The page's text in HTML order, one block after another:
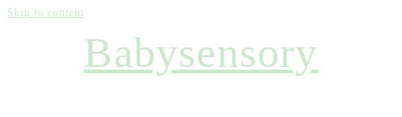
Skip to content
Babysensory